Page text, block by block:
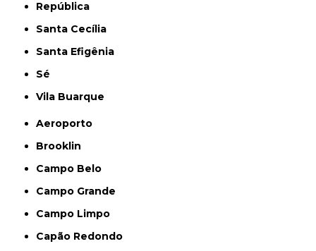
República
Santa Cecília
Santa Efigênia
Sé
Vila Buarque
Aeroporto
Brooklin
Campo Belo
Campo Grande
Campo Limpo
Capão Redondo